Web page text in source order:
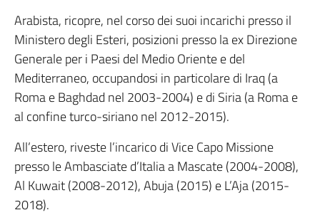
Arabista, ricopre, nel corso dei suoi incarichi presso il
Ministero degli Esteri, posizioni presso la ex Direzione
Generale per i Paesi del Medio Oriente e del
Mediterraneo, occupandosi in particolare di Iraq (a
Roma e Baghdad nel 2003-2004) e di Siria (a Roma e
al confine turco-siriano nel 2012-2015).
All’estero, riveste l’incarico di Vice Capo Missione
presso le Ambasciate d’Italia a Mascate (2004-2008),
Al Kuwait (2008-2012), Abuja (2015) e L’Aja (2015-
2018).